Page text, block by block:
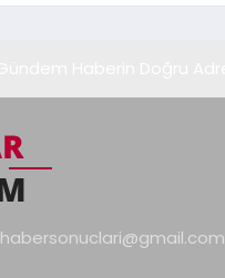
habersonuclari@gmail.com